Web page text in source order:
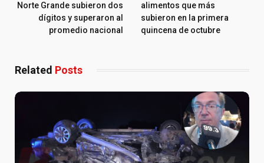
Norte Grande subieron dos
dígitos y superaron al
promedio nacional
alimentos que más
subieron en la primera
quincena de octubre
Related Posts